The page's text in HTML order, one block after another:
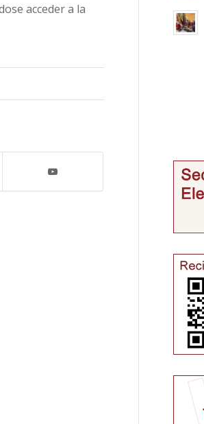
acceder a la